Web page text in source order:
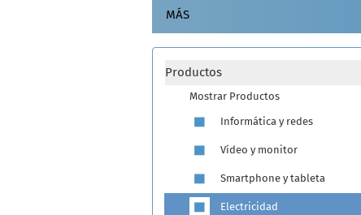
MÁS
Productos
Mostrar Productos
Informática y redes
Vídeo y monitor
Smartphone y tableta
Electricidad